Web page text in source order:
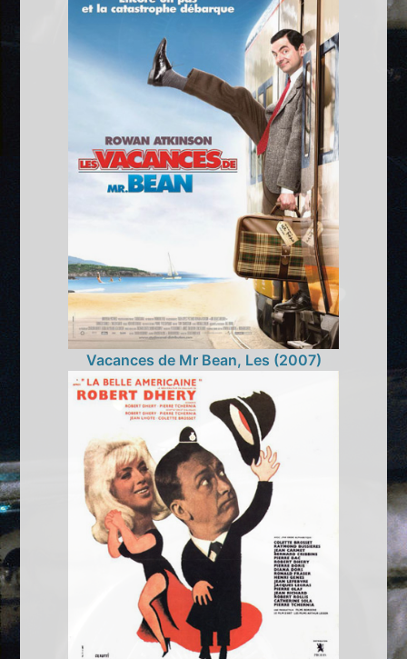
Vacances de Mr Bean, Les (2007)